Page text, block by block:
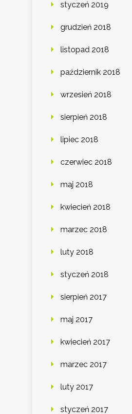
styczeń 2019
grudzień 2018
listopad 2018
październik 2018
wrzesień 2018
sierpień 2018
lipiec 2018
czerwiec 2018
maj 2018
kwiecień 2018
marzec 2018
luty 2018
styczeń 2018
sierpień 2017
maj 2017
kwiecień 2017
marzec 2017
luty 2017
styczeń 2017